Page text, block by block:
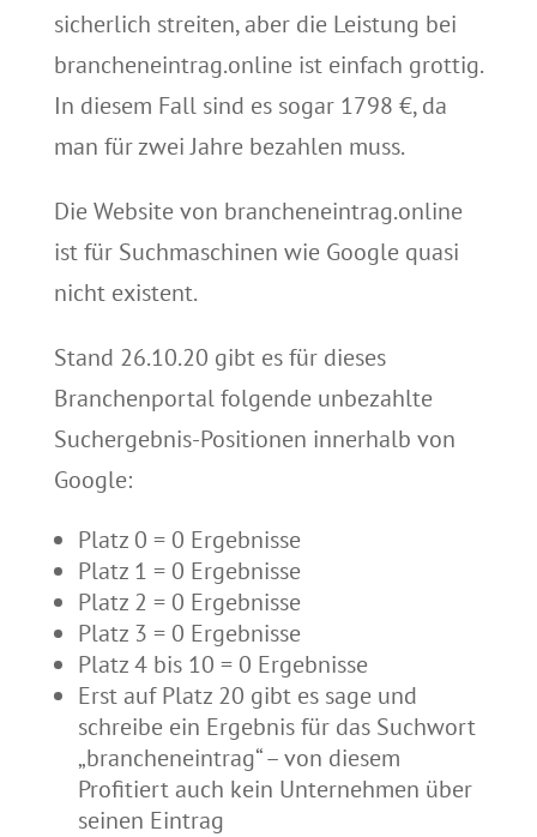
sicherlich streiten, aber die Leistung bei
brancheneintrag.online ist einfach grottig.
In diesem Fall sind es sogar 1798 €, da
man für zwei Jahre bezahlen muss.
Die Website von brancheneintrag.online
ist für Suchmaschinen wie Google quasi
nicht existent.
Stand 26.10.20 gibt es für dieses
Branchenportal folgende unbezahlte
Suchergebnis-Positionen innerhalb von
Google:
Platz 0 = 0 Ergebnisse
Platz 1 = 0 Ergebnisse
Platz 2 = 0 Ergebnisse
Platz 3 = 0 Ergebnisse
Platz 4 bis 10 = 0 Ergebnisse
Erst auf Platz 20 gibt es sage und
schreibe ein Ergebnis für das Suchwort
„brancheneintrag“ – von diesem
Profitiert auch kein Unternehmen über
seinen Eintrag